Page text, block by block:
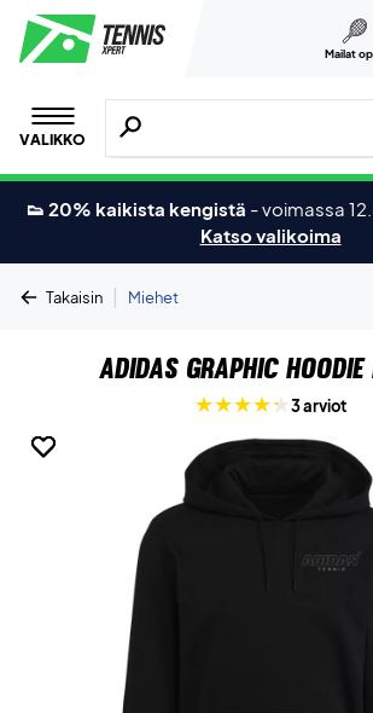
Mailat
VALIKKO
Hae tuotteita, merkkejä jne.
👟 20% kaikista kengistä -voimassa
Katso valikoima
Takaisin | Miehet
Adidas Graphic
3 arviot